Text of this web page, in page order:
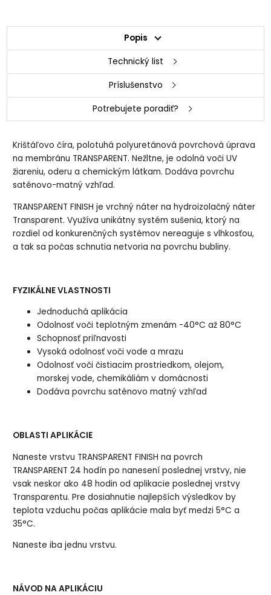
Popis
Technický list
Príslušenstvo
Potrebujete poradiť?
Krištáľovo číra, polotuhá polyuretánová povrchová úprava
na membránu TRANSPARENT. Nežltne, je odolná voči UV
žiareniu, oderu a chemickým látkam. Dodáva povrchu
saténovo-matný vzhľad.
TRANSPARENT FINISH je vrchný náter na hydroizolačný náter
Transparent. Využíva unikátny systém sušenia, ktorý na
rozdiel od konkurenčných systémov nereaguje s vlhkosťou,
a tak sa počas schnutia netvoria na povrchu bubliny.
FYZIKÁLNE VLASTNOSTI
Jednoduchá aplikácia
Odolnosť voči teplotným zmenám -40°C až 80°C
Schopnosť priľnavosti
Vysoká odolnosť voči vode a mrazu
Odolnosť voči čistiacim prostriedkom, olejom,
morskej vode, chemikáliám v domácnosti
Dodáva povrchu saténovo matný vzhľad
OBLASTI APLIKÁCIE
Naneste vrstvu TRANSPARENT FINISH na povrch
TRANSPARENT 24 hodín po nanesení poslednej vrstvy, nie
vsak neskor ako 48 hodin od aplikacie poslednej vrstvy
Transparentu. Pre dosiahnutie najlepších výsledkov by
teplota vzduchu počas aplikácie mala byť medzi 5°C a
35°C.
Naneste iba jednu vrstvu.
NÁVOD NA APLIKÁCIU